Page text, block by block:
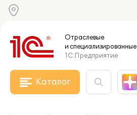
Отраслевые
и специализированные
1С:Предприятие
Каталог